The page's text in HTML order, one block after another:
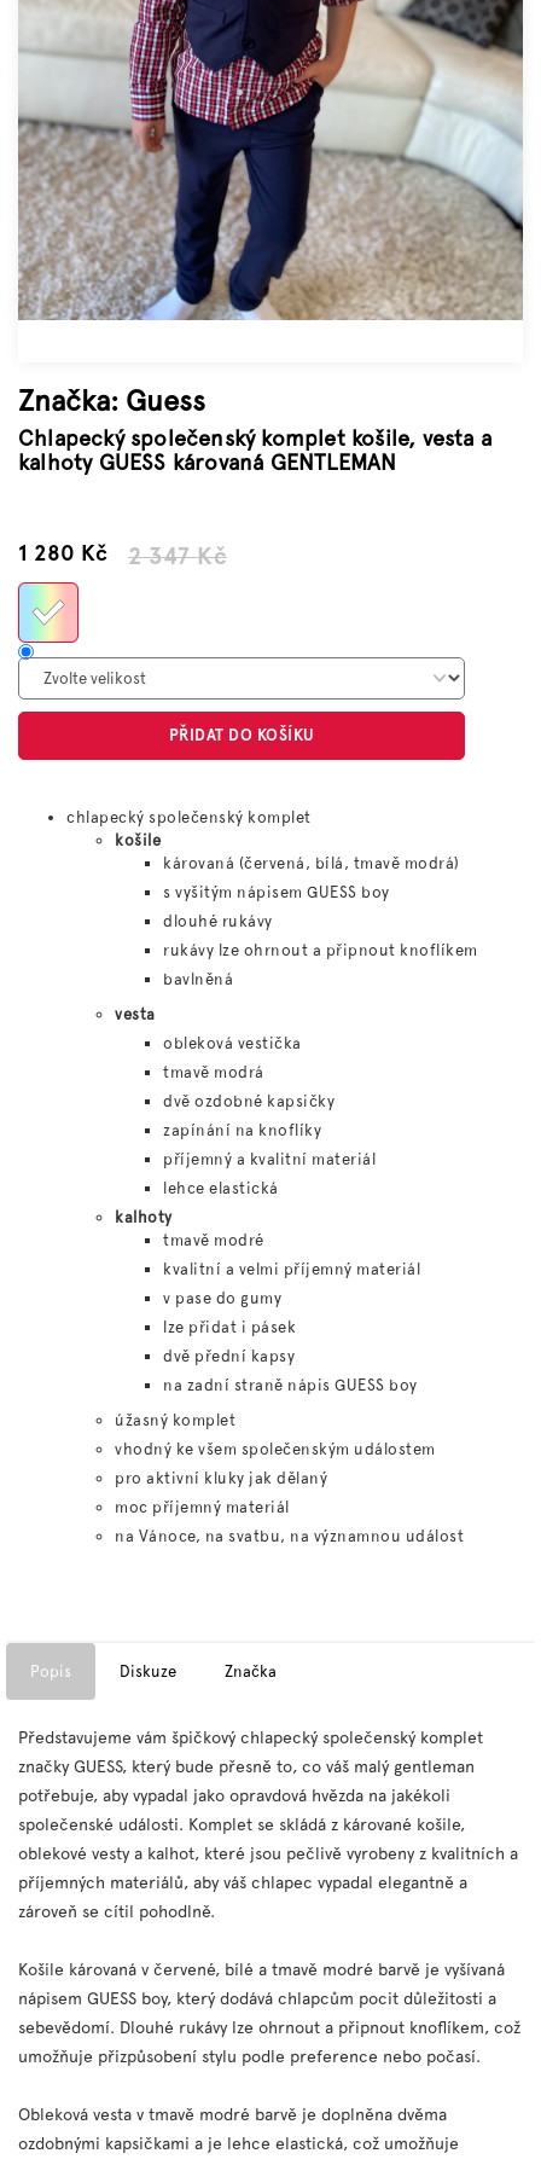
(CZK)
Přihlášení
Značka: Guess
Chlapecký společenský komplet košile, vesta a
kalhoty GUESS károvaná GENTLEMAN
2 347 Kč
1 280 KčMěrná
PŘIDAT DO KOŠÍKU
chlapecký společenský komplet
košile
károvaná (červená, bílá, tmavě modrá)
s vyšitým nápisem GUESS boy
dlouhé rukávy
rukávy lze ohrnout a připnout knoflíkem
bavlněná
vesta
obleková vestička
tmavě modrá
dvě ozdobné kapsičky
zapínání na knoflíky
příjemný a kvalitní materiál
lehce elastická
kalhoty
tmavě modré
kvalitní a velmi příjemný materiál
v pase do gumy
lze přidat i pásek
dvě přední kapsy
na zadní straně nápis GUESS boy
úžasný komplet
vhodný ke všem společenským událostem
pro aktivní kluky jak dělaný
moc příjemný materiál
na Vánoce, na svatbu, na významnou událost
Popis Diskuze Značka
Představujeme vám špičkový chlapecký společenský komplet
značky GUESS, který bude přesně to, co váš malý gentleman
potřebuje, aby vypadal jako opravdová hvězda na jakékoli
společenské události. Komplet se skládá z kárované košile,
oblekové vesty a kalhot, které jsou pečlivě vyrobeny z kvalitních a
příjemných materiálů, aby váš chlapec vypadal elegantně a
zároveň se cítil pohodlně.
Košile károvaná v červené, bílé a tmavě modré barvě je vyšívaná
nápisem GUESS boy, který dodává chlapcům pocit důležitosti a
sebevědomí. Dlouhé rukávy lze ohrnout a připnout knoflíkem, což
umožňuje přizpůsobení stylu podle preference nebo počasí.
Obleková vesta v tmavě modré barvě je doplněna dvěma
ozdobnými kapsičkami a je lehce elastická, což umožňuje